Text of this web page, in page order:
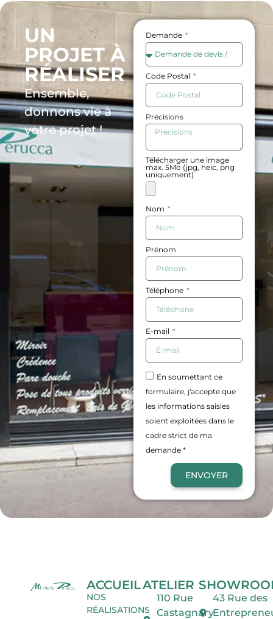
UN
PROJET À
RÉALISER
Ensemble,
donnons vie à
votre projet !
Demande
Code Postal
Précisions
Télécharger une image
max. 5Mo (jpg, heic, png
uniquement)
Nom
Prénom
Téléphone
E-mail
En soumettant ce
formulaire, j'accepte que
les informations saisies
soient exploitées dans le
cadre strict de ma
demande *
ENVOYER
ACCUEIL
NOS
RÉALISATIONS
ATELIER
110 Rue
Castagnary
43 Rue des